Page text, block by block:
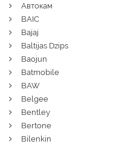
Автокам
BAIC
Bajaj
Baltijas Dzips
Baojun
Batmobile
BAW
Belgee
Bentley
Bertone
Bilenkin